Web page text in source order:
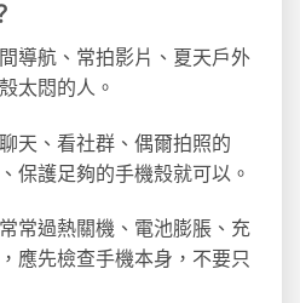
導航、常拍影片、夏天戶外
太悶的人。
天、看社群、偶爾拍照的
保護足夠的手機殼就可以。
常過熱關機、電池膨脹、充
應先檢查手機本身，不要只